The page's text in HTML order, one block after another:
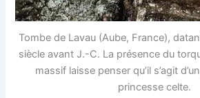
Tombe de Lavau (Aube, France),
siècle avant J.-C. La présence du
massif laisse penser qu’il s’agit
princesse celte.